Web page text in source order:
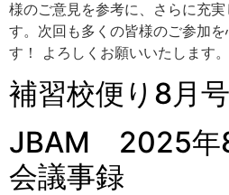
様のご意見を参考に、さらに充
す。次回も多くの皆様のご参加
す！ よろしくお願いいたします
補習校便り8月号
JBAM 2025年
会議事録